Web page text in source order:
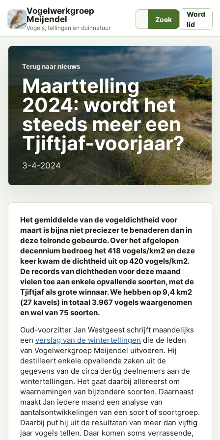
Vogelwerkgroep
Meijendel
Vogels, tellingen en duinnatuur
Zoek
Word
lid
Terug naar nieuws
Maarttelling
2024: wordt het
steeds meer een
Tjiftjaf-voorjaar?
3-4-2024
Het gemiddelde van de vogeldichtheid voor
maart is bijna niet preciezer te benaderen dan in
deze telronde gebeurde. Over het afgelopen
decennium bedroeg het 418 vogels/km2 en deze
keer kwam de dichtheid uit op 420 vogels/km2.
De records van dichtheden voor deze maand
vielen toe aan enkele opvallende soorten, met de
Tjiftjaf als grote winnaar. We hebben op 9,4 km2
(27 kavels) in totaal 3.967 vogels waargenomen
en wel van 75 soorten.
Oud-voorzitter Jan Westgeest schrijft maandelijks
een verslag van de wintertellingen die de leden
van Vogelwerkgroep Meijendel uitvoeren. Hij
destilleert enkele opvallende zaken uit de
gegevens van de circa dertig deelnemers aan de
wintertellingen. Het gaat daarbij allereerst om
waarnemingen van bijzondere soorten. Daarnaast
maakt Jan iedere maand een analyse van
aantalsontwikkelingen van een soort of soortgroep.
Daarbij put hij uit de resultaten van meer dan vijftig
jaar vogels tellen. Daar komen soms verrassende,